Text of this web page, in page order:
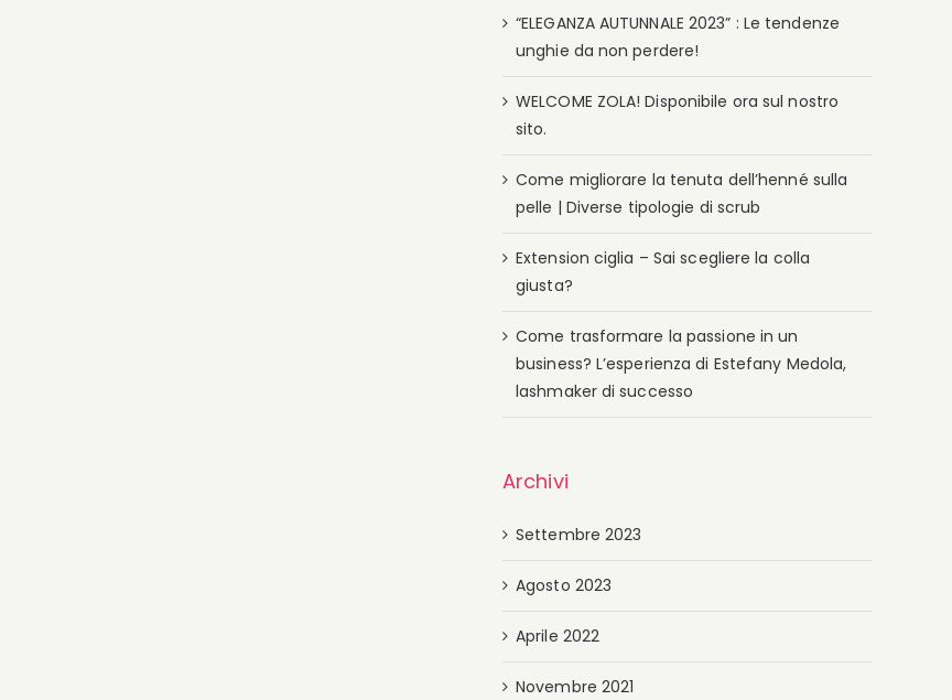
“ELEGANZA AUTUNNALE 2023” : Le tendenze
unghie da non perdere!
WELCOME ZOLA! Disponibile ora sul nostro
sito.
Come migliorare la tenuta dell’henné sulla
pelle | Diverse tipologie di scrub
Extension ciglia – Sai scegliere la colla
giusta?
Come trasformare la passione in un
business? L’esperienza di Estefany Medola,
lashmaker di successo
Archivi
Settembre 2023
Agosto 2023
Aprile 2022
Novembre 2021